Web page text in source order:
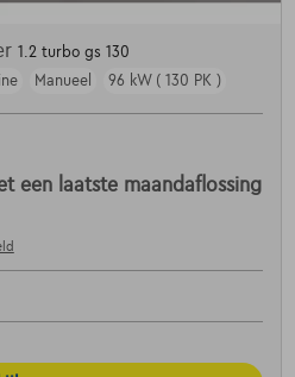
1.2 turbo gs 130
Manueel 96 kW ( 130 PK )
een laatste maandaflossing